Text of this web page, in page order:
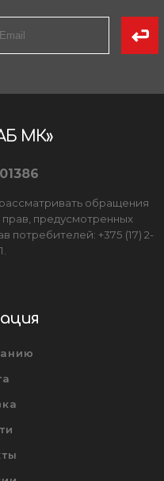
МК»
обращения
предусмотренных
потребителей: +375 (17) 2-